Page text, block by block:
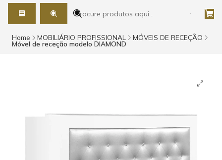
Home MOBILIÁRIO PROFISSIONAL MÓVEIS DE RECEÇÃO
Móvel de receção modelo DIAMOND